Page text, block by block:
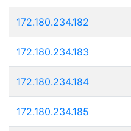
172.180.234.182
172.180.234.183
172.180.234.184
172.180.234.185